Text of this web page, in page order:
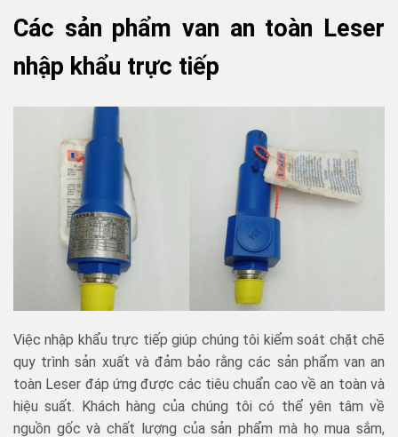
Các sản phẩm van an toàn Leser
nhập khẩu trực tiếp
Việc nhập khẩu trực tiếp giúp chúng tôi kiểm soát chặt chẽ
quy trình sản xuất và đảm bảo rằng các sản phẩm van an
toàn Leser đáp ứng được các tiêu chuẩn cao về an toàn và
hiệu suất. Khách hàng của chúng tôi có thể yên tâm về
nguồn gốc và chất lượng của sản phẩm mà họ mua sắm,